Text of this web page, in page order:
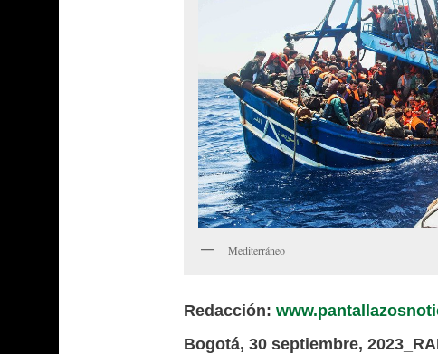
Mediterráneo
Redacción:
Bogotá, 30 septiembre,